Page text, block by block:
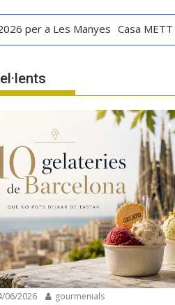
a Les Manyes Casa METT
06/2026 gourmenials